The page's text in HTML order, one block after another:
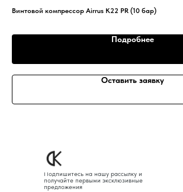
Винтовой компрессор Airrus K22 PR (10 бар)
Подробнее
Оставить заявку
Подпишитесь на нашу рассылку и
получайте первыми эксклюзивные
предложения